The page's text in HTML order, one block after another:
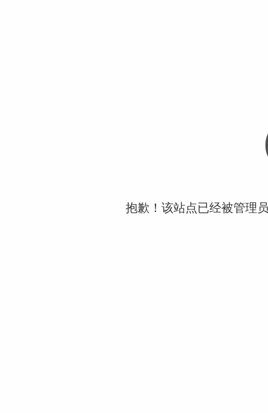
抱歉！该站点已经被管理